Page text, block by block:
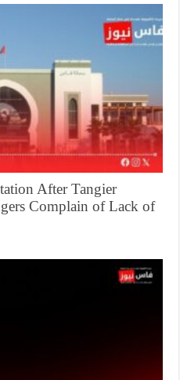
After Tangier
Complain of Lack of